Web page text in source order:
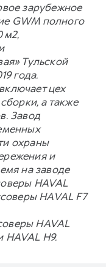
зарубежное
GWM полного
м2,
Тульской
года.
цех
а также
Завод
охраны
и
на заводе
HAVAL
HAVAL F7
HAVAL
H9.